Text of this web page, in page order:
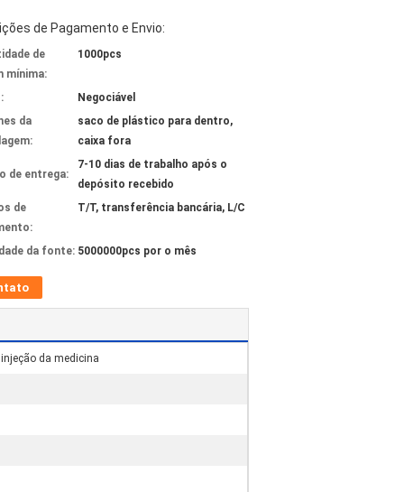
de Pagamento e Envio:
de
mínima:
1000pcs
Negociável
da
saco de plástico para dentro,
caixa fora
de entrega:
7-10 dias de trabalho após o
depósito recebido
de
T/T, transferência bancária, L/C
da fonte: 5000000pcs por o mês
da medicina